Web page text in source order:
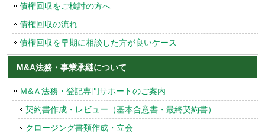
債権回収をご検討の方へ
債権回収の流れ
債権回収を早期に相談した方が良いケース
M&A法務・事業承継について
Ｍ&Ａ法務・登記専門サポートのご案内
契約書作成・レビュー（基本合意書・最終契約書）
クロージング書類作成・立会